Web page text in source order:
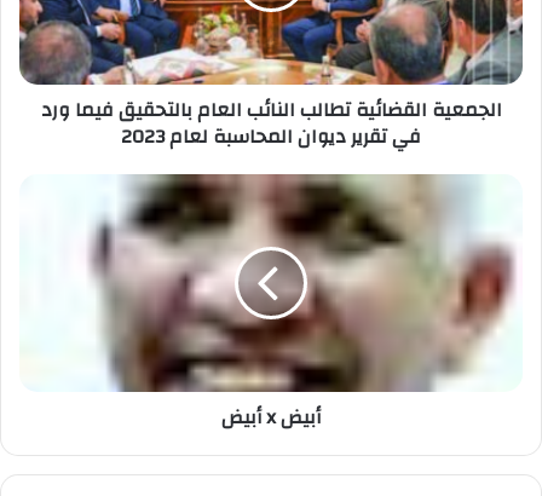
الجمعية القضائية تطالب النائب العام بالتحقيق فيما ورد
في تقرير ديوان المحاسبة لعام 2023
أبيض x أبيض